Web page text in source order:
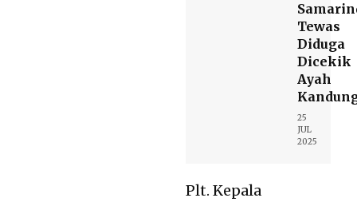
Tewas
Diduga
Dicekik
Ayah
25
JUL
2025
Plt. Kepala